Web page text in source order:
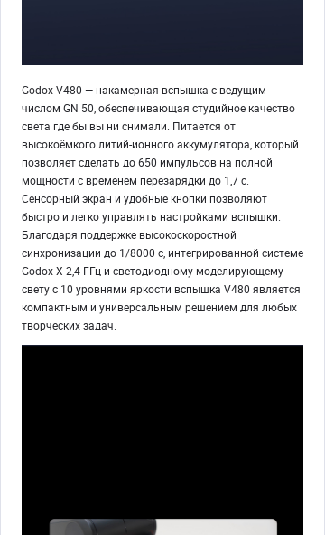
Godox V480 — накамерная вспышка с ведущим
числом GN 50, обеспечивающая студийное качество
света где бы вы ни снимали. Питается от
высокоёмкого литий-ионного аккумулятора, который
позволяет сделать до 650 импульсов на полной
мощности с временем перезарядки до 1,7 с.
Сенсорный экран и удобные кнопки позволяют
быстро и легко управлять настройками вспышки.
Благодаря поддержке высокоскоростной
синхронизации до 1/8000 с, интегрированной системе
Godox X 2,4 ГГц и светодиодному моделирующему
свету с 10 уровнями яркости вспышка V480 является
компактным и универсальным решением для любых
творческих задач.